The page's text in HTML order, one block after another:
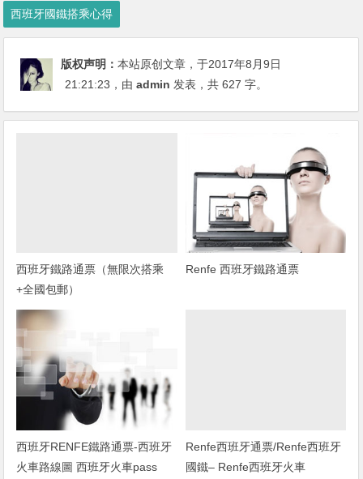
西班牙國鐵搭乘心得
版权声明：本站原创文章，于2017年8月9日
21:21:23 ，由admin 发表，共 627 字。
西班牙鐵路通票（無限次搭乘
+全國包郵）
Renfe 西班牙鐵路通票
西班牙RENFE鐵路通票-西班牙
火車路線圖 西班牙火車pass
Renfe西班牙通票/Renfe西班牙
國鐵– Renfe西班牙火車